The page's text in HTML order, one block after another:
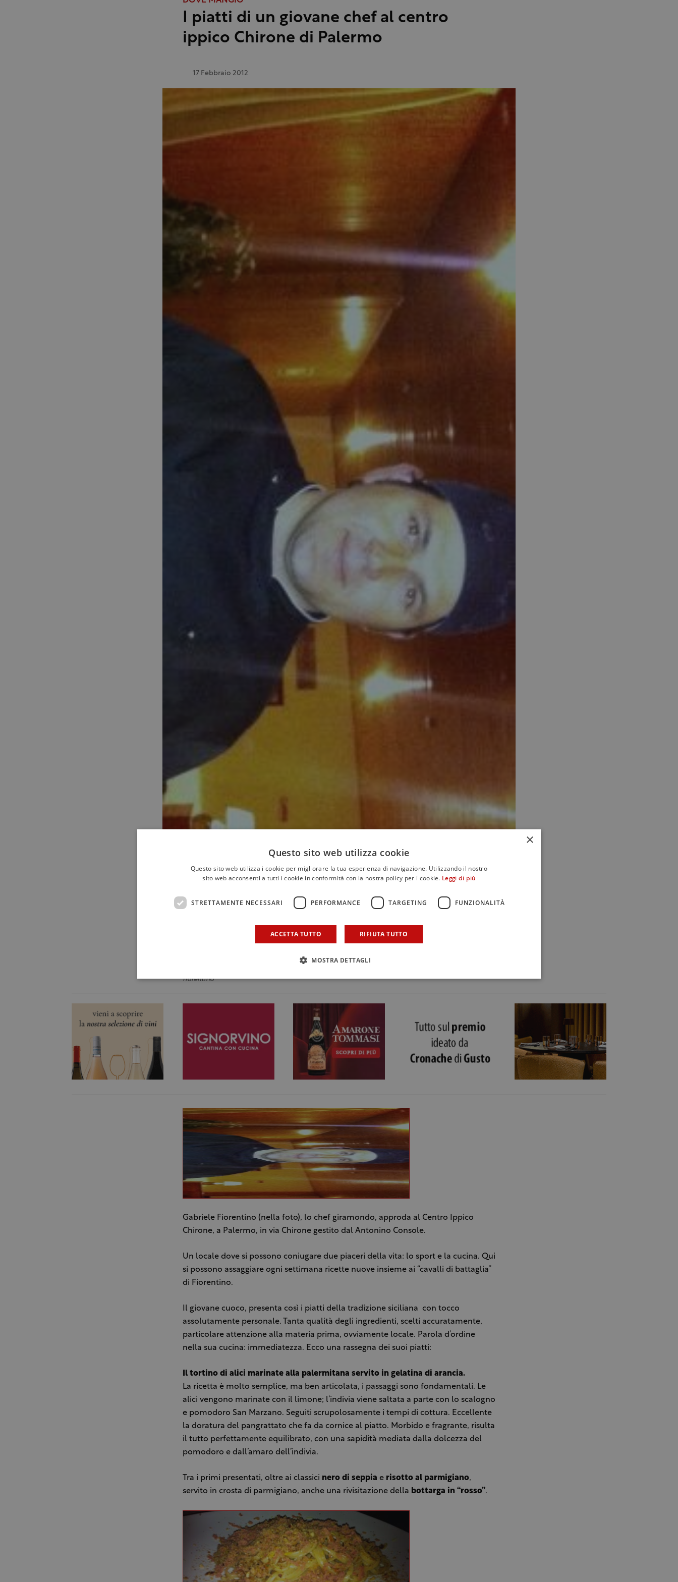
I piatti di un giovane chef al centro
ippico Chirone di Palermo
17 Febbraio 2012
fiorentino
Gabriele Fiorentino (nella foto), lo chef giramondo, approda al Centro Ippico
Chirone, a Palermo, in via Chirone gestito dal Antonino Console.
Un locale dove si possono coniugare due piaceri della vita: lo sport e la cucina. Qui
si possono assaggiare ogni settimana ricette nuove insieme ai “cavalli di battaglia”
di Fiorentino.
Il giovane cuoco, presenta così i piatti della tradizione siciliana con tocco
assolutamente personale. Tanta qualità degli ingredienti, scelti accuratamente,
particolare attenzione alla materia prima, ovviamente locale. Parola d’ordine
nella sua cucina: immediatezza. Ecco una rassegna dei suoi piatti:
Il tortino di alici marinate alla palermitana servito in gelatina di arancia.
La ricetta è molto semplice, ma ben articolata, i passaggi sono fondamentali. Le
alici vengono marinate con il limone; l’indivia viene saltata a parte con lo scalogno
e pomodoro San Marzano. Seguiti scrupolosamente i tempi di cottura. Eccellente
la doratura del pangrattato che fa da cornice al piatto. Morbido e fragrante, risulta
il tutto perfettamente equilibrato, con una sapidità mediata dalla dolcezza del
pomodoro e dall’amaro dell’indivia.
Tra i primi presentati, oltre ai classici nero di seppia e risotto al parmigiano,
servito in crosta di parmigiano, anche una rivisitazione della bottarga in “rosso”.
×
Questo sito web utilizza cookie
Questo sito web utilizza i cookie per migliorare la tua esperienza di navigazione. Utilizzando il nostro
sito web acconsenti a tutti i cookie in conformità con la nostra policy per i cookie. Leggi di più
STRETTAMENTE NECESSARI PERFORMANCE TARGETING FUNZIONALITÀ
ACCETTA TUTTO RIFIUTA TUTTO
MOSTRA DETTAGLI